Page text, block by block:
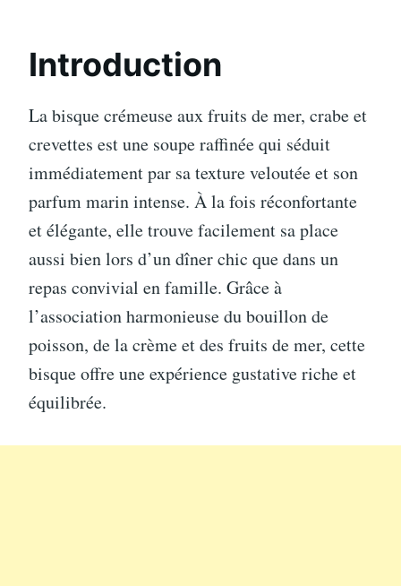
Introduction
La bisque crémeuse aux fruits de mer, crabe et
crevettes est une soupe raffinée qui séduit
immédiatement par sa texture veloutée et son
parfum marin intense. À la fois réconfortante
et élégante, elle trouve facilement sa place
aussi bien lors d’un dîner chic que dans un
repas convivial en famille. Grâce à
l’association harmonieuse du bouillon de
poisson, de la crème et des fruits de mer, cette
bisque offre une expérience gustative riche et
équilibrée.